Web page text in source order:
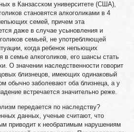
в Канзасском университете (США),
становятся алкоголиками в 4
семей, причем эта
даже в случае усыновления и
семьей, не употребляющей
когда ребенок непьющих
в семье алкоголиков, его шансы стать
О значении наследственности говорит
близнецов, имеющих одинаковый
обычно заболевают оба близнеца, а у
встречается значительно реже.
передается по наследству?
данных, ученые считают, что
приводит к необратимым нарушениям